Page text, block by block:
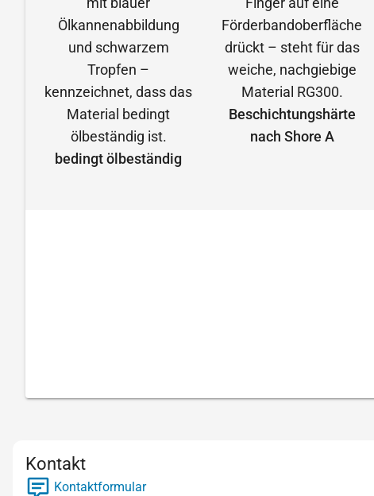
bedingt ölbeständig
Beschichtungshärte
nach Shore A
Kontakt
Kontaktformular